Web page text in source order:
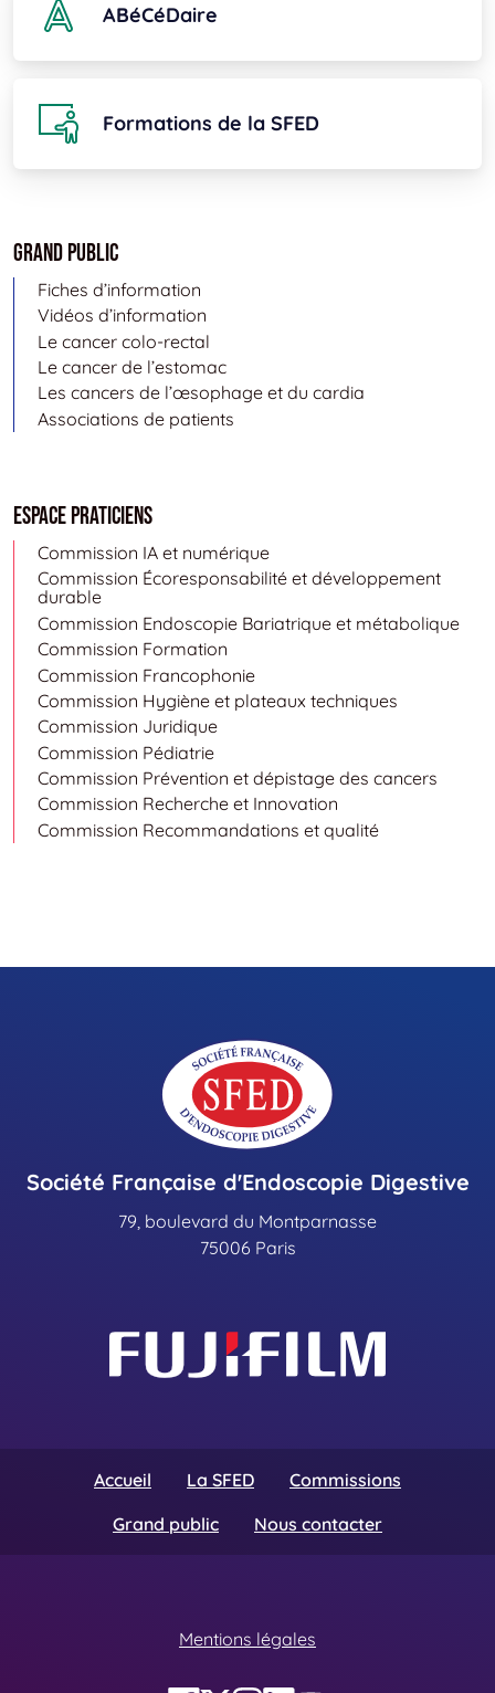
ABéCéDaire
Formations de la SFED
Grand public
Fiches d’information
Vidéos d’information
Le cancer colo-rectal
Le cancer de l’estomac
Les cancers de l’œsophage et du cardia
Associations de patients
Espace Praticiens
Commission IA et numérique
Commission Écoresponsabilité et développement
durable
Commission Endoscopie Bariatrique et métabolique
Commission Formation
Commission Francophonie
Commission Hygiène et plateaux techniques
Commission Juridique
Commission Pédiatrie
Commission Prévention et dépistage des cancers
Commission Recherche et Innovation
Commission Recommandations et qualité
Société Française d'Endoscopie Digestive
79, boulevard du Montparnasse
75006 Paris
Accueil La SFED
Commissions
Grand public
Nous contacter
Mentions légales